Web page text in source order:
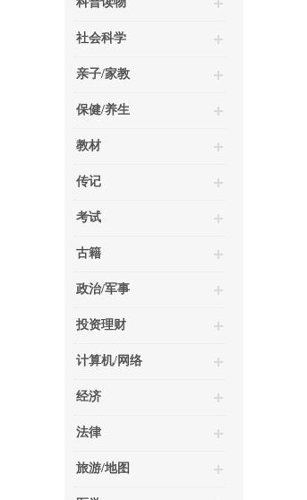
社会科学
亲子/家教
保健/养生
教材
传记
考试
古籍
政治/军事
投资理财
计算机/网络
经济
法律
旅游/地图